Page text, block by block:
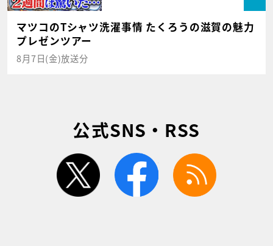
マツコのTシャツ洗濯事情 たくろうの滋賀の魅力
プレゼンツアー
8月7日(金)放送分
公式SNS・RSS
twitter facebook